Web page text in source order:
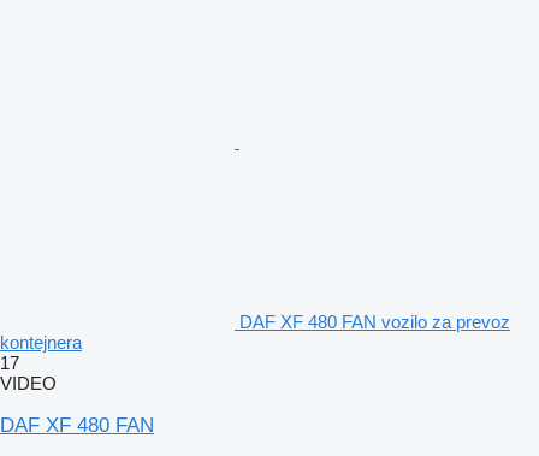
DAF XF 480 FAN vozilo za prevoz
kontejnera
17
VIDEO
DAF XF 480 FAN